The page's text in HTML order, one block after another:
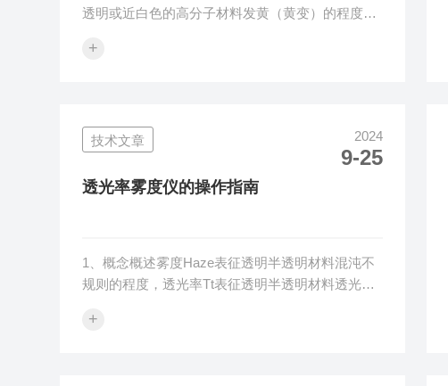
透明或近白色的高分子材料发黄（黄变）的程度。
激值，Cx、Cz数值可以从ASTM相关标准资料中找
方案。3、检测设备黄度指数选用黄色指数仪进行
测量，根据树脂塑料等高分子材料的外观类型，选
用的黄度指数仪的类型也不同。3.1、不...
+
技术文章 2024
9-25
透光率雾度仪的操作指南
1、概念概述雾度Haze表征透明半透明材料混沌不
规则的程度，透光率Tt表征透明半透明材料透光或
明材料时，受材料反射和吸收的影响，透过的光通
+